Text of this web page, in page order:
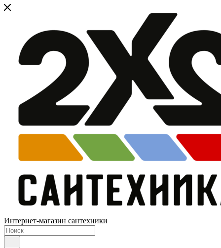
Интернет-магазин сантехники